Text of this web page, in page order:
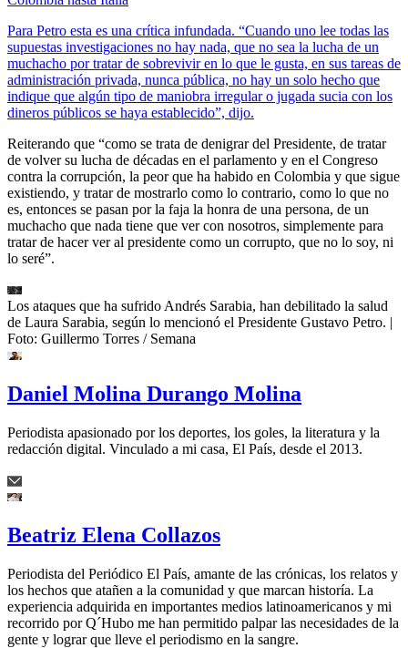
Para Petro esta es una crítica infundada. “Cuando uno lee todas las
supuestas investigaciones no hay nada, que no sea la lucha de un
muchacho por tratar de sobrevivir en lo que le gusta, en sus tareas de
administración privada, nunca pública, no hay un solo hecho que
indique que algún tipo de maniobra irregular o jugada sucia con los
dineros públicos se haya establecido”, dijo.
Reiterando que “como se trata de denigrar del Presidente, de tratar
de volver su lucha de décadas en el parlamento y en el Congreso
contra la corrupción, la peor que ha habido en Colombia y que sigue
existiendo, y tratar de mostrarlo como lo contrario, como lo que no
es, entonces se pasan por la faja la honra de una persona, de un
muchacho que nada tiene que ver con nosotros, simplemente para
tratar de hacer ver al presidente como un corrupto, que no lo soy, ni
lo seré”.
Los ataques que ha sufrido Andrés Sarabia, han debilitado la salud
de Laura Sarabia, según lo mencionó el Presidente Gustavo Petro. |
Foto: Guillermo Torres / Semana
Daniel Molina Durango Molina
Periodista apasionado por los deportes, los goles, la literatura y la
redacción digital. Vinculado a mi casa, El País, desde el 2013.
Beatriz Elena Collazos
Periodista del Periódico El País, amante de las crónicas, los relatos y
los hechos que atañen a la comunidad y que marcan historía. La
experiencia adquirida en importantes medios latinoamericanos y mi
recorrido por Q´Hubo me han permitido palpar las necesidades de la
gente y lograr que lleve el periodismo en la sangre.